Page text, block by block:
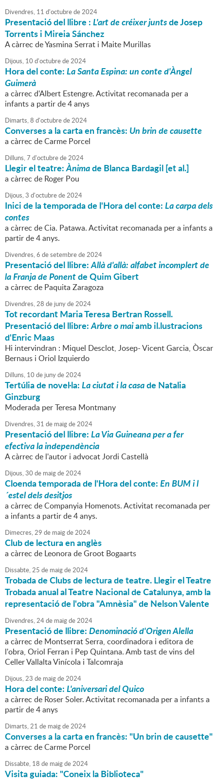
Divendres, 11 d'octubrede2024
Presentació del llibre :L'art de créixer juntsde Josep
Torrents i Mireia Sánchez
A càrrec de Yasmina Serrat i Maite Murillas
Dijous, 10 d'octubrede2024
Hora del conte:La Santa Espina: un conte d'Àngel
Guimerà
a càrrec d'Albert Estengre. Activitat recomanada per a
infants a partir de 4 anys
Dimarts,8 d'octubrede2024
Converses a la carta en francès: Un brin de causette
a càrrec de Carme Porcel
Dilluns,7 d'octubrede2024
Llegir el teatre:Ànimade Blanca Bardagil [et al.]
a càrrec de Roger Pou
Dijous,3 d'octubrede2024
Inici de la temporada de l'Hora del conte:La carpa dels
contes
a càrrec de Cia. Patawa. Activitat recomanada per a infants a
partir de 4 anys.
Divendres,6 desetembrede2024
Presentació del llibre:Allà d'allà: alfabet incomplert de
la Franja de Ponentde Quim Gibert
a càrrec de Paquita Zaragoza
Divendres,28 de junyde2024
Tot recordant Maria Teresa Bertran Rossell.
Presentació del llibre:Arbre o maiamb il.lustracions
d'Enric Maas
Hi intervindran : Miquel Desclot, Josep- Vicent Garcia, Òscar
Bernaus i Oriol Izquierdo
Dilluns, 10 de junyde2024
Tertúlia de novel·la:La ciutat i la casade Natalia
Ginzburg
Moderada per Teresa Montmany
Divendres,31 de maigde2024
Presentació del llibre:La Via Guineana per a fer
efectiva la independència
A càrrec de l'autor i advocat Jordi Castellà
Dijous,30 de maigde2024
Cloenda temporada de l'Hora del conte:En BUM i l
´estel dels desitjos
a càrrec de Companyia Homenots. Activitat recomanada per
a infants a partir de 4 anys.
Dimecres,29 de maigde2024
Club de lectura en anglès
a càrrec de Leonora de Groot Bogaarts
Dissabte,25 de maigde2024
Trobada de Clubs de lectura de teatre. Llegir el Teatre
Trobada anual al Teatre Nacional de Catalunya, amb la
representació de l'obra "Amnèsia" de Nelson Valente
Divendres,24de maigde2024
Presentació de llibre:Denominació d'Origen Alella
a càrrec de Montserrat Serra, coordinadora i editora de
l'obra, Oriol Ferran i Pep Quintana. Amb tast de vins del
Celler Vallalta Vinícola i Talcomraja
Dijous,23 de maigde2024
Hora del conte:L'aniversari del Quico
a càrrec de Roser Soler. Activitat recomanada per a infants a
partir de 4 anys
Dimarts,21 de maigde2024
Converses a la carta en francès: "Un brin de causette"
a càrrec de Carme Porcel
Dissabte, 18 de maigde2024
Visita guiada: "Coneix la Biblioteca"